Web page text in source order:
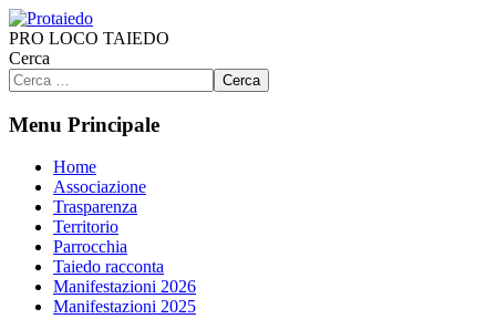
PRO LOCO TAIEDO
Cerca
Cerca
Menu Principale
Home
Associazione
Trasparenza
Territorio
Parrocchia
Taiedo racconta
Manifestazioni 2026
Manifestazioni 2025